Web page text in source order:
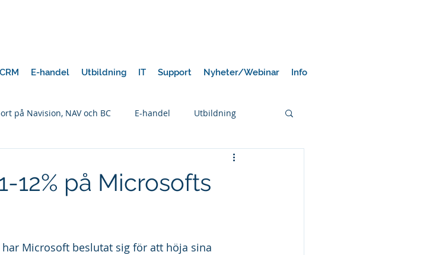
E-handel Utbildning IT Support Nyheter/Webinar Info
på Navision, NAV och BC E-handel Utbildning
12% på Microsofts
Microsoft beslutat sig för att höja sina